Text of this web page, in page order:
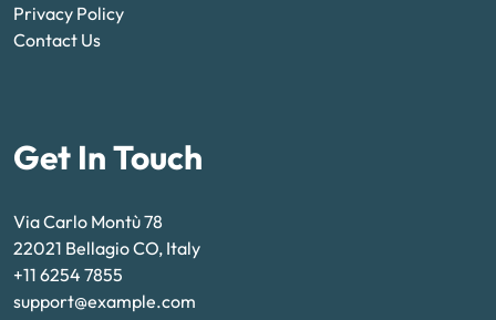
Privacy Policy
Contact Us
Get In Touch
Via Carlo Montù 78
22021 Bellagio CO, Italy
+11 6254 7855
support@example.com